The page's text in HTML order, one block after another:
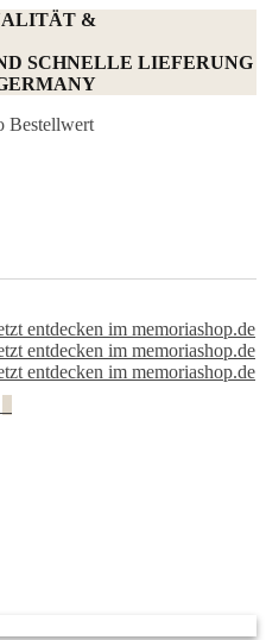
&
SCHNELLE LIEFERUNG
Bestellwert